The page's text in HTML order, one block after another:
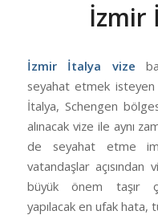
İzmir
İzmir İtalya vize
seyahat etmek isteyen
İtalya, Schengen
alınacak vize ile aynı
de seyahat etme
vatandaşlar açısından
büyük önem taşır
yapılacak en ufak hata,